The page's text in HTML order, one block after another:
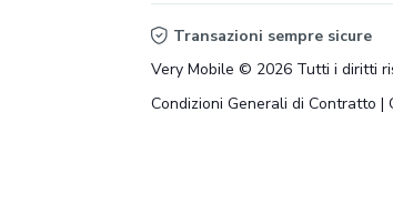
Transazioni sempre sicure
Very Mobile © 2026 Tutti i diritti
Condizioni Generali di Contratto |